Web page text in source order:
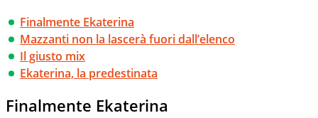
Finalmente Ekaterina
Mazzanti non la lascerà fuori dall’elenco
Il giusto mix
Ekaterina, la predestinata
Finalmente Ekaterina